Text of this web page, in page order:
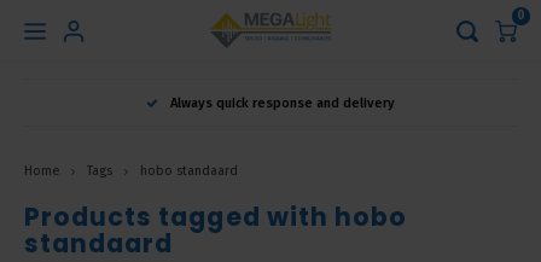
Hoofdmenu
0
Always quick response and delivery
Home Tags hobo standaard
Products tagged with hobo
standaard